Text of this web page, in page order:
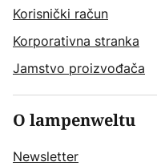
Korisnički račun
Korporativna stranka
Jamstvo proizvođača
O lampenweltu
Newsletter